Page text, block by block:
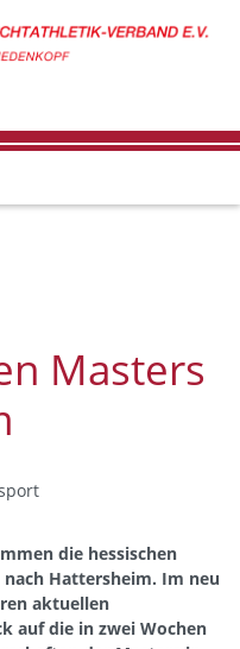
Masters
die hessischen
Hattersheim. Im neu
aktuellen
auf die in zwei Wochen